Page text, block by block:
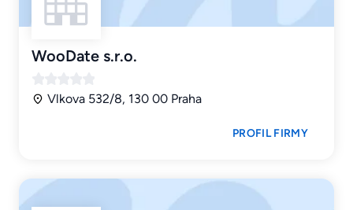
WooDate s.r.o.
Vlkova 532/8, 130 00 Praha
PROFIL FIRMY